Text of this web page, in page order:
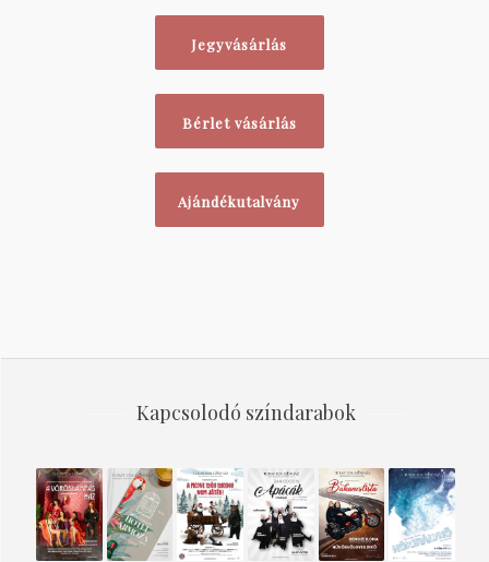
Jegyvásárlás
Bérlet vásárlás
Ajándékutalvány
Kapcsolodó színdarabok
A
vöröslámpás
ház
HOTEL
MIMÓZA
A
medve
MÉG
APÁCÁKBAKANCSLISTA
Hókirálynő